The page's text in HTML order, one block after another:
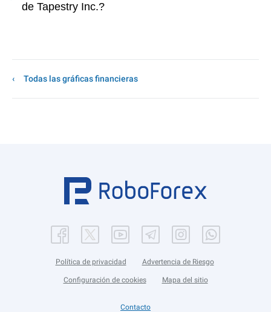
de Tapestry Inc.?
Todas las gráficas financieras
Política de privacidad Advertencia de Riesgo
Configuración de cookies Mapa del sitio
Contacto